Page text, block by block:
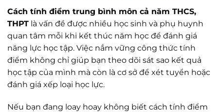
Cách tính điểm trung bình môn cả năm THCS,
THPT là vấn đề được nhiều học sinh và phụ huynh
quan tâm mỗi khi kết thúc năm học để đánh giá
năng lực học tập. Việc nắm vững công thức tính
điểm không chỉ giúp bạn theo dõi sát sao kết quả
học tập của mình mà còn là cơ sở để xét tuyển hoặc
đánh giá xếp loại học lực.
Nếu bạn đang loay hoay không biết cách tính điểm